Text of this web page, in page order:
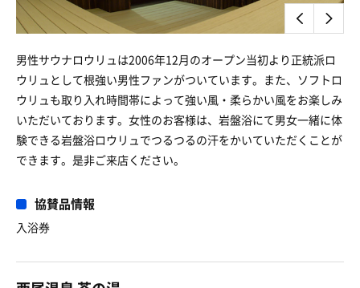
男性サウナロウリュは2006年12月のオープン当初より正統派ロ
ウリュとして根強い男性ファンがついています。また、ソフトロ
ウリュも取り入れ時間帯によって強い風・柔らかい風をお楽しみ
いただいております。女性のお客様は、岩盤浴にて男女一緒に体
験できる岩盤浴ロウリュでつるつるの汗をかいていただくことが
できます。是非ご来店ください。
協賛品情報
入浴券